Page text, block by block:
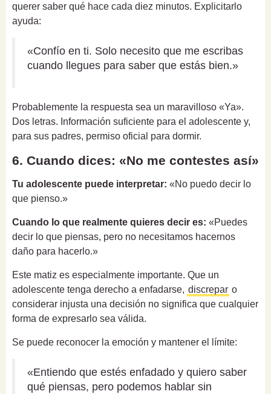
querer saber qué hace cada diez minutos. Explicitarlo
ayuda:
«Confío en ti. Solo necesito que me escribas
cuando llegues para saber que estás bien.»
Probablemente la respuesta sea un maravilloso «Ya».
Dos letras. Información suficiente para el adolescente y,
para sus padres, permiso oficial para dormir.
6. Cuando dices: «No me contestes así»
Tu adolescente puede interpretar: «No puedo decir lo
que pienso.»
Cuando lo que realmente quieres decir es: «Puedes
decir lo que piensas, pero no necesitamos hacernos
daño para hacerlo.»
Este matiz es especialmente importante. Que un
adolescente tenga derecho a enfadarse, discrepar o
considerar injusta una decisión no significa que cualquier
forma de expresarlo sea válida.
Se puede reconocer la emoción y mantener el límite:
«Entiendo que estés enfadado y quiero saber
qué piensas, pero podemos hablar sin